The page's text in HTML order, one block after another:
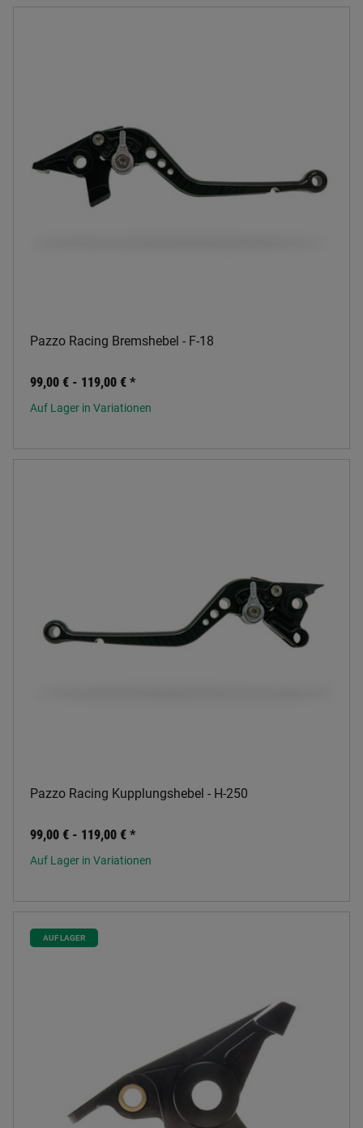
Pazzo Racing Bremshebel - F-18
99,00 € - 119,00 € *
Auf Lager in Variationen
Pazzo Racing Kupplungshebel - H-250
99,00 € - 119,00 € *
Auf Lager in Variationen
AUF LAGER